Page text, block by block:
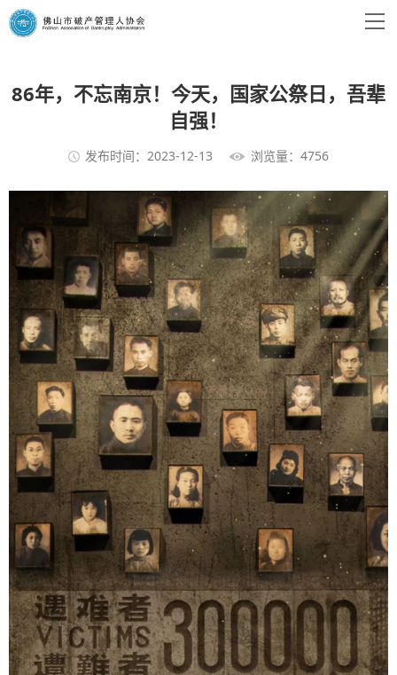
86年，不忘南京！今天，国家公祭日，吾辈
自强！
发布时间：2023-12-13 浏览量：4756